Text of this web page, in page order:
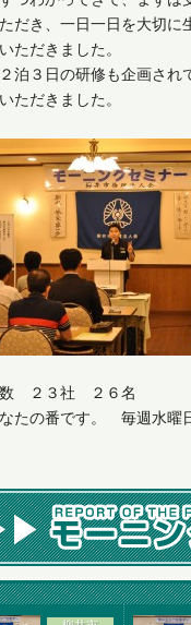
だき、一日一日を大切に
ただきました。
泊３日の研修も企画され
ただきました。
数 ２３社 ２６名
たの番です。 毎週水曜